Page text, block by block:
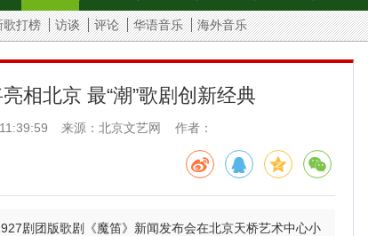
歌打榜 访谈 评论 华语音乐 海外音乐
亮相北京 最“潮”歌剧创新经典
来源：北京文艺网 作者：
剧团版歌剧《魔笛》新闻发布会在北京天桥艺术中心小